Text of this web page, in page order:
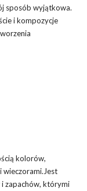
sposób wyjątkowa.
i kompozycje
kolorów,
wieczorami.Jest
i zapachów, którymi